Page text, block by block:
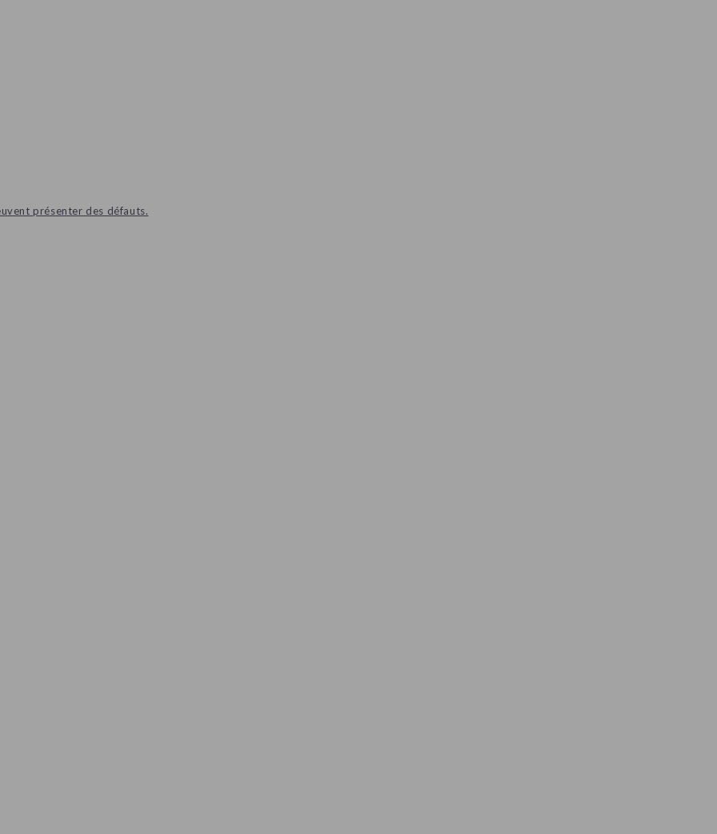
présenter des défauts.